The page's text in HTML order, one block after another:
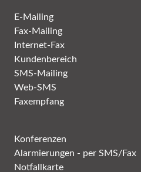
E-Mailing
Fax-Mailing
Internet-Fax
Kundenbereich
SMS-Mailing
Web-SMS
Faxempfang
Konferenzen
Alarmierungen - per SMS/Fax
Notfallkarte